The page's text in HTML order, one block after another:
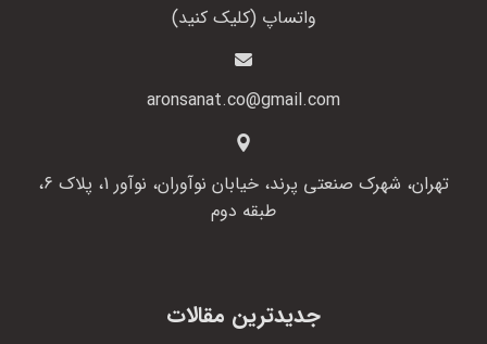
واتساپ (کلیک کنید)
aronsanat.co@gmail.com
تهران، شهرک صنعتی پرند، خیابان نوآوران، نوآور 1، پلاک 6،
طبقه دوم
جدیدترین مقالات